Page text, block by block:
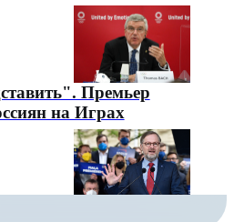
Премьер
на Играх